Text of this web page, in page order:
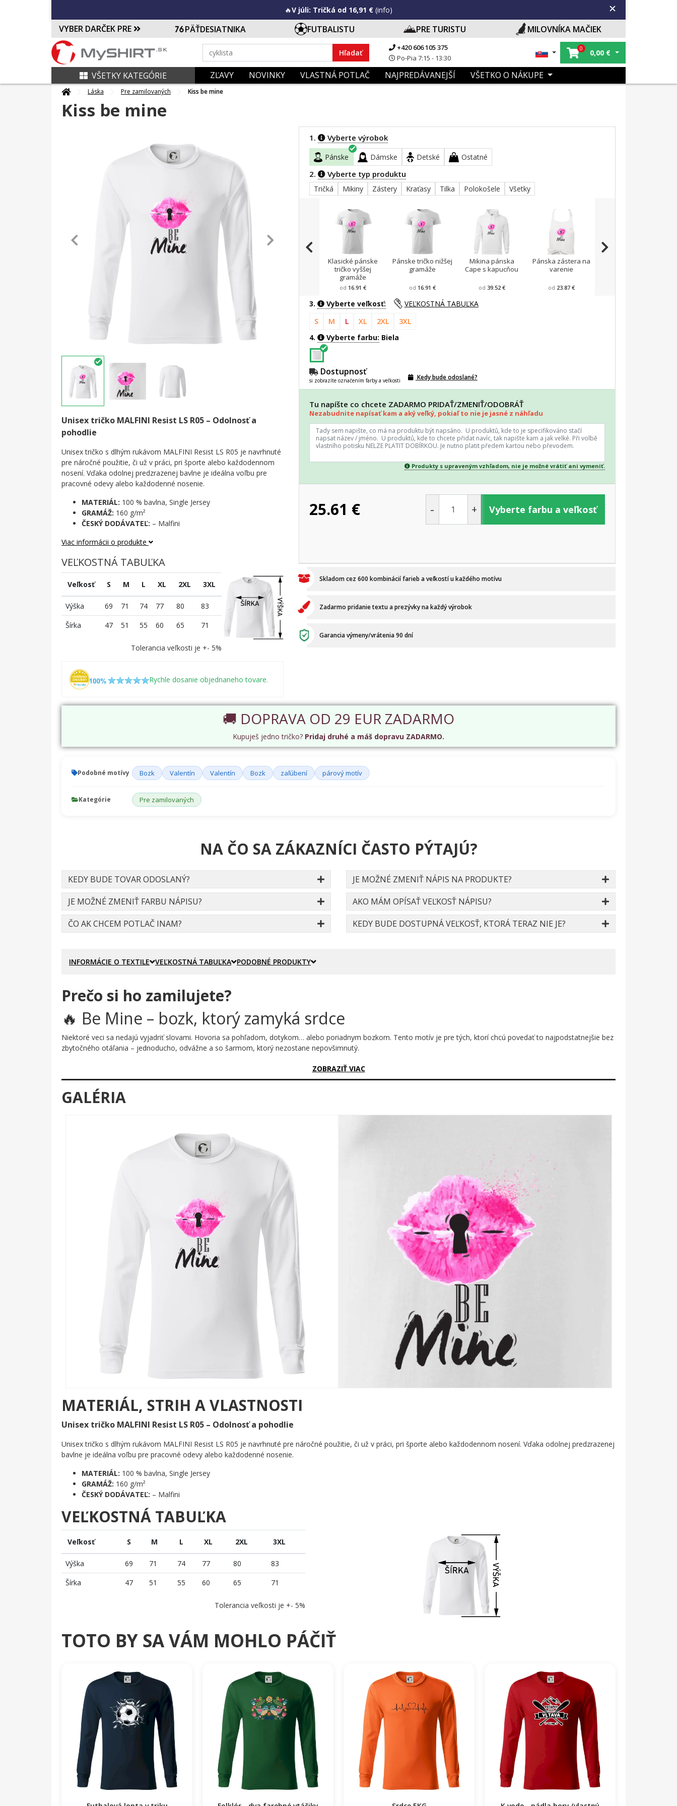
🔥V júli: Tričká od 16,91 € (info)
VYBER DARČEK PRE PÄŤDESIATNIKA FUTBALISTU PRE TURISTU MILOVNÍKA MAČIEK
Hľadať
+420 606 105 375
Po-Pia 7:15 - 13:30
0 0,00 €
VŠETKY KATEGÓRIE ZĽAVY NOVINKY VLASTNÁ POTLAČ NAJPREDÁVANEJŠÍ VŠETKO O NÁKUPE
Láska Pre zamilovaných Kiss be mine
Kiss be mine
Unisex tričko MALFINI Resist LS R05 – Odolnosť a
pohodlie
Unisex tričko s dlhým rukávom MALFINI Resist LS R05 je navrhnuté
pre náročné použitie, či už v práci, pri športe alebo každodennom
nosení. Vďaka odolnej predzrazenej bavlne je ideálna voľbu pre
pracovné odevy alebo každodenné nosenie.
MATERIÁL: 100 % bavlna, Single Jersey
GRAMÁŽ: 160 g/m²
ČESKÝ DODÁVATEĽ: – Malfini
Viac informácii o produkte
VEĽKOSTNÁ TABUĽKA
Veľkosť S M L XL 2XL 3XL
Výška 69 71 74 77 80
83
Šírka
47 51 55 60 65 71
Tolerancia veľkosti je +- 5%
Rychle dosanie objednaneho tovare.
1. Vyberte výrobok
Pánske Dámske Detské Ostatné
2. Vyberte typ produktu
Tričká Mikiny Zástery Kraťasy Tilka Polokošele Všetky
Klasické pánske
tričko vyššej
gramáže
od 16.91 €
Pánske tričko nižšej
gramáže
od 16.91 €
Mikina pánska
Cape s kapucňou
od 39.52 €
Pánska zástera na
varenie
od 23.87 €
3. Vyberte veľkosť:
VEĽKOSTNÁ TABUĽKA
S
M L XL 2XL
3XL
4.
Vyberte farbu: Biela
Dostupnosť
si zobrazíte označením farby a veľkosti Kedy bude odoslané?
Tu napíšte co chcete ZADARMO PRIDAŤ/ZMENIŤ/ODOBRÁŤ
Nezabudnite napísať kam a aký veľký, pokiaľ to nie je jasné z náhľadu
Produkty s upraveným vzhľadom, nie je možné vrátiť ani vymeniť.
25.61 € - + Vyberte farbu a veľkosť
Skladom cez 600 kombinácií farieb a veľkostí u každého motívu
Zadarmo pridanie textu a prezývky na každý výrobok
Garancia výmeny/vrátenia 90 dní
🚚 DOPRAVA OD 29 EUR ZADARMO
Kupuješ jedno tričko? Pridaj druhé a máš dopravu ZADARMO.
Podobné motívy Bozk Valentín Valentín Bozk zaľúbení párový motív
Kategórie Pre zamilovaných
NA ČO SA ZÁKAZNÍCI ČASTO PÝTAJÚ?
KEDY BUDE TOVAR ODOSLANÝ?
JE MOŽNÉ ZMENIŤ FARBU NÁPISU?
ČO AK CHCEM POTLAČ INAM?
JE MOŽNÉ ZMENIŤ NÁPIS NA PRODUKTE?
AKO MÁM OPÍSAŤ VEĽKOSŤ NÁPISU?
KEDY BUDE DOSTUPNÁ VEĽKOSŤ, KTORÁ TERAZ NIE JE?
INFORMÁCIE O TEXTILE VEĽKOSTNÁ TABUĽKA PODOBNÉ PRODUKTY
Prečo si ho zamilujete?
🔥 Be Mine – bozk, ktorý zamyká srdce
Niektoré veci sa nedajú vyjadriť slovami. Hovoria sa pohľadom, dotykom… alebo poriadnym bozkom. Tento motív je pre tých, ktorí chcú povedať to najpodstatnejšie bez
zbytočného otáľania – jednoducho, odvážne a so šarmom, ktorý nezostane nepovšimnutý.
Ružová akvarelová stopa pier je sama osebe malým umeleckým dielom. Farba plynule prechádza od jemnej svetloružovej až po sýtu fuksiovu, pričom jeden roh pier sa
rozpadá na drobné farebné kvapky – akoby bozk práve odlietaval za svojím cieľom. Uprostred pier je vsadená čierna silueta kľúčovej dierky, ktorá dodáva celému motívu
Komu urobí radosť?
🌟 Zaľúbeným, ktorí si chcú pripomenúť, prečo to celé začalo
💪 Odvážnym dušiam, ktoré sa neboja povedať svoj zámer nahlas
🔥 Každému, kto oslavuje Valentína s nadhľadom aj vášňou zároveň
🖤 Milovníkom romantiky s poriadnou dávkou osobitého charakteru
Láska hovorí rôznymi jazykmi – a tento motív ovláda ten najkrajší z nich. Neváhaj, správny kľúč sa hľadá len raz. ✨
ZOBRAZIŤ VIAC
GALÉRIA
MATERIÁL, STRIH A VLASTNOSTI
Unisex tričko MALFINI Resist LS R05 – Odolnosť a pohodlie
Unisex tričko s dlhým rukávom MALFINI Resist LS R05 je navrhnuté pre náročné použitie, či už v práci, pri športe alebo každodennom nosení. Vďaka odolnej predzrazenej
bavlne je ideálna voľbu pre pracovné odevy alebo každodenné nosenie.
MATERIÁL: 100 % bavlna, Single Jersey
GRAMÁŽ: 160 g/m²
ČESKÝ DODÁVATEĽ: – Malfini
VEĽKOSTNÁ TABUĽKA
Veľkosť S M L XL 2XL 3XL
Výška 69 71 74 77 80
83
Šírka
47 51 55 60 65 71
Tolerancia veľkosti je +- 5%
TOTO BY SA VÁM MOHLO PÁČIŤ